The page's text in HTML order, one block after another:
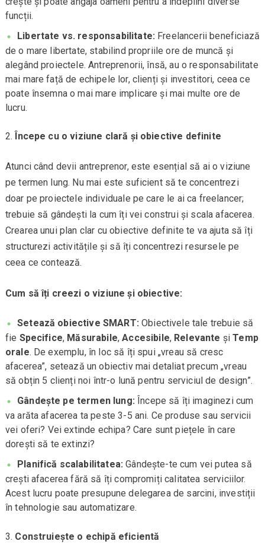
funcții.
Libertate vs. responsabilitate: Freelancerii beneficiază
de o mare libertate, stabilind propriile ore de muncă și
alegând proiectele. Antreprenorii, însă, au o responsabilitate
mai mare față de echipele lor, clienți și investitori, ceea ce
poate însemna o mai mare implicare și mai multe ore de
lucru.
Începe cu o viziune clară și obiective definite
Atunci când devii antreprenor, este esențial să ai o viziune
pe termen lung. Nu mai este suficient să te concentrezi
doar pe proiectele individuale pe care le ai ca freelancer;
trebuie să gândești la cum îți vei construi și scala afacerea.
Crearea unui plan clar cu obiective definite te va ajuta să îți
structurezi activitățile și să îți concentrezi resursele pe
ceea ce contează.
Cum să îți creezi o viziune și obiective:
Setează obiective SMART: Obiectivele tale trebuie să
fie Specifice, Măsurabile,Accesibile, Relevante șiTemp
orale. De exemplu, în loc să îți spui „vreau să cresc
afacerea”, setează un obiectiv mai detaliat precum „vreau
să obțin 5 clienți noi într-o lună pentru serviciul de design”.
Gândește pe termen lung: Începe să îți imaginezi cum
va arăta afacerea ta peste 3-5 ani. Ce produse sau servicii
vei oferi? Vei extinde echipa? Care sunt piețele în care
dorești să te extinzi?
Planifică scalabilitatea: Gândește-te cum vei putea să
crești afacerea fără să îți compromiți calitatea serviciilor.
Acest lucru poate presupune delegarea de sarcini, investiții
în tehnologie sau automatizare.
Construiește o echipă eficientă